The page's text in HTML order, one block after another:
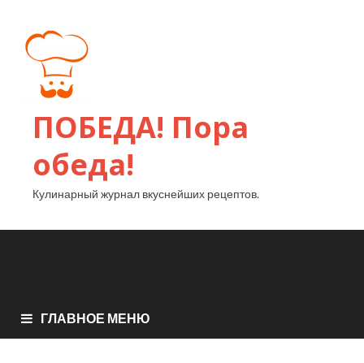
ПОБЕДА! Пора
обеда!
Кулинарный журнал вкуснейших рецептов.
ГЛАВНОЕ МЕНЮ